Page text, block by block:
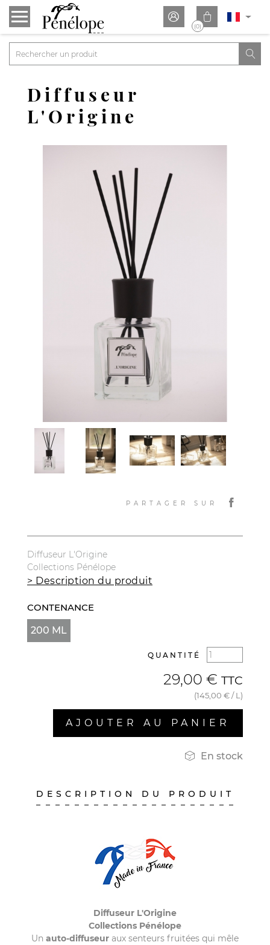
 
(0)

PARTAGER SUR
Diffuseur
L'Origine
Diffuseur L'Origine
Collections Pénélope
> Description du produit
CONTENANCE
200 ML
QUANTITÉ
29,00 € TTC
(145,00 € / L)
AJOUTER AU PANIER
 En stock
DESCRIPTION DU PRODUIT
Diffuseur L'Origine
Collections Pénélope
Un auto-diffuseur aux senteurs fruitées qui mêle